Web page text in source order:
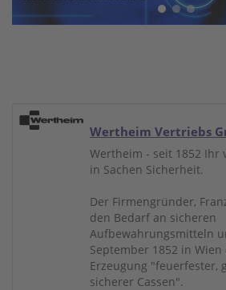
White Paper
Versicherungssummen
Wertheim Vertriebs
Wertheim - seit 1852 Ihr
in Sachen Sicherheit.
Der Firmengründer,
den Bedarf an sicheren
Aufbewahrungsmitteln
September 1852 in
Erzeugung "feuerfester,
sicherer Cassen".